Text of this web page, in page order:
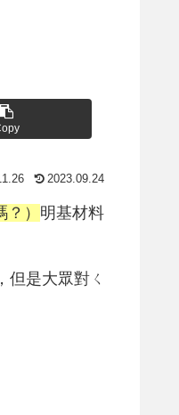
2023.09.24
） 明基材料
是大眾對ㄑ